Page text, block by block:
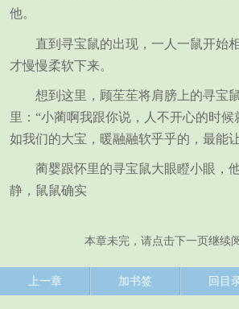
他。
直到寻宝鼠的出现，一人一鼠开始
才慢慢柔软下来。
想到这里，顾苼苼将肩膀上的寻宝
里：“小蔺啊我跟你说，人不开心的时
如我们的大宝，暖融融软乎乎的，最能
蔺婴跟怀里的寻宝鼠大眼瞪小眼，
静，鼠鼠确实
本章未完，请点击下一页继续
上一章 加书签 回目